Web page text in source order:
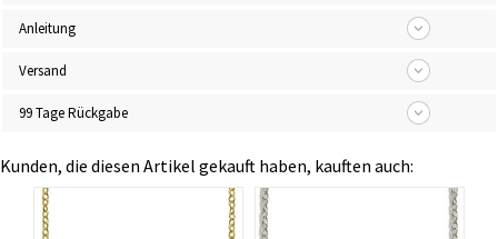
Anleitung
Versand
99 Tage Rückgabe
Kunden, die diesen Artikel gekauft haben, kauften auch: